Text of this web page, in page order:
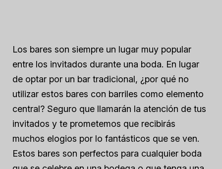
Los bares son siempre un lugar muy popular
entre los invitados durante una boda. En lugar
de optar por un bar tradicional, ¿por qué no
utilizar estos bares con barriles como elemento
central? Seguro que llamarán la atención de tus
invitados y te prometemos que recibirás
muchos elogios por lo fantásticos que se ven.
Estos bares son perfectos para cualquier boda